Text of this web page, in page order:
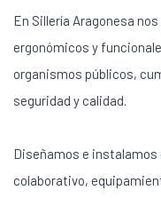
En Sillería Aragonesa
ergonómicos y
organismos públicos,
seguridad y calidad.
Diseñamos e
colaborativo,